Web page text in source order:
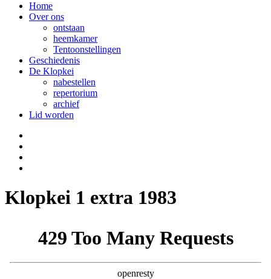
Home
Over ons
ontstaan
heemkamer
Tentoonstellingen
Geschiedenis
De Klopkei
nabestellen
repertorium
archief
Lid worden
Klopkei 1 extra 1983